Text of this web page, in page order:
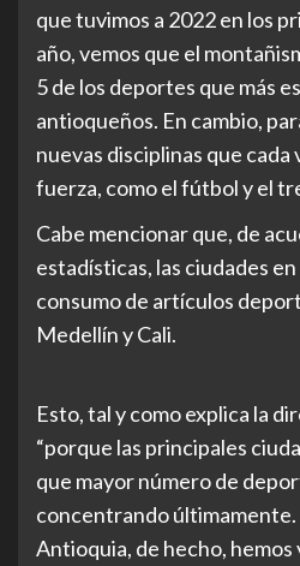
que tuvimos a 2022 en los
año, vemos que el
5 de los deportes que más
antioqueños. En cambio,
nuevas disciplinas que cada
fuerza, como el fútbol y el
Cabe mencionar que, de
estadísticas, las ciudades
consumo de artículos
Medellín y Cali.
Esto, tal y como explica la
“porque las principales
que mayor número de
concentrando últimamente.
Antioquia, de hecho, hemos